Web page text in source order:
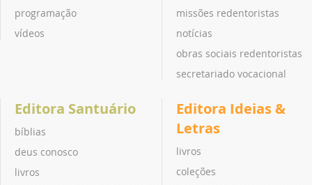
programação
vídeos
missões redentoristas
notícias
obras sociais redentoristas
secretariado vocacional
Editora Santuário
bíblias
deus conosco
livros
Editora Ideias &
Letras
livros
coleções